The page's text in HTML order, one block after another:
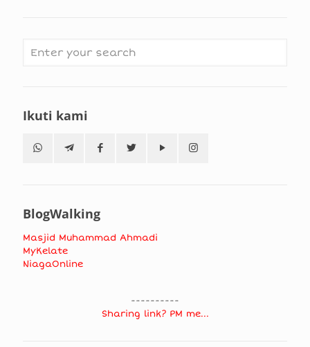
Ikuti kami
BlogWalking
Masjid Muhammad Ahmadi
MyKelate
NiagaOnline
----------
Sharing link? PM me...